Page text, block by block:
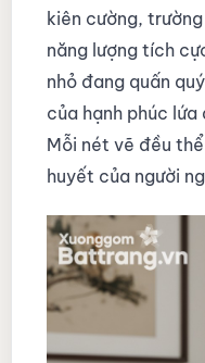
kiên cường,
năng lượng tích
nhỏ đang quấn
của hạnh phúc
Mỗi nét vẽ đều
huyết của người